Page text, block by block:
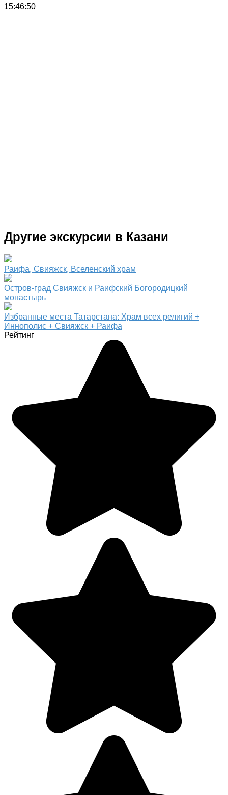
15:46:50
Другие экскурсии в Казани
Раифа, Свияжск, Вселенский храм
Остров-град Свияжск и Раифский Богородицкий
монастырь
Избранные места Татарстана: Храм всех религий +
Иннополис + Свияжск + Раифа
Рейтинг